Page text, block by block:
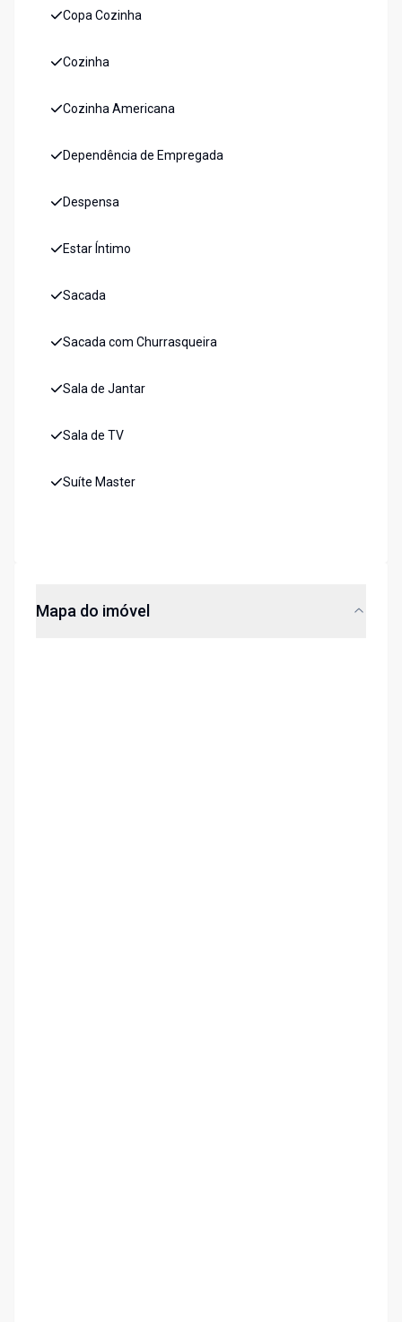
Copa Cozinha
Cozinha
Cozinha Americana
Dependência de Empregada
Despensa
Estar Íntimo
Sacada
Sacada com Churrasqueira
Sala de Jantar
Sala de TV
Suíte Master
Mapa do imóvel